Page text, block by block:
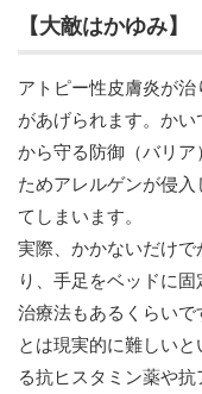
【大敵はかゆみ】
アトピー性皮膚炎が
があげられます。か
から守る防御（バリ
ためアレルゲンが侵
てしまいます。
実際、かかないだけ
り、手足をベッドに
治療法もあるくらいで
とは現実的に難しい
る抗ヒスタミン薬や抗